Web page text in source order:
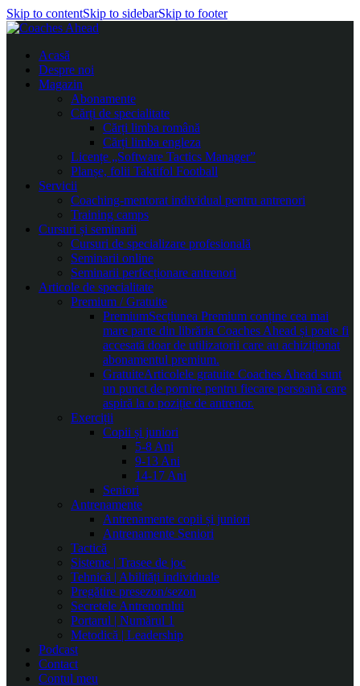
Skip to contentSkip to sidebarSkip to footer
Acasă
Despre noi
Magazin
Abonamente
Cărți de specialitate
Cărți limba română
Cărți limba engleza
Licențe „Software Tactics Manager”
Planșe, folii Taktifol Football
Servicii
Coaching-mentorat individual pentru antrenori
Training camps
Cursuri și seminarii
Cursuri de specializare profesională
Seminarii online
Seminarii perfecționare antrenori
Articole de specialitate
Premium / Gratuite
PremiumSecțiunea Premium conține cea mai
mare parte din librăria Coaches Ahead și poate fi
accesată doar de utilizatorii care au achiziționat
abonamentul premium.
GratuiteArticolele gratuite Coaches Ahead sunt
un punct de pornire pentru fiecare persoană care
aspiră la o poziție de antrenor.
Exerciții
Copii și juniori
5-8 Ani
9-13 Ani
14-17 Ani
Seniori
Antrenamente
Antrenamente copii și juniori
Antrenamente Seniori
Tactică
Sisteme | Trasee de joc
Tehnică | Abilități individuale
Pregătire presezon/sezon
Secretele Antrenorului
Portarul | Numărul 1
Metodică | Leadership
Podcast
Contact
Contul meu